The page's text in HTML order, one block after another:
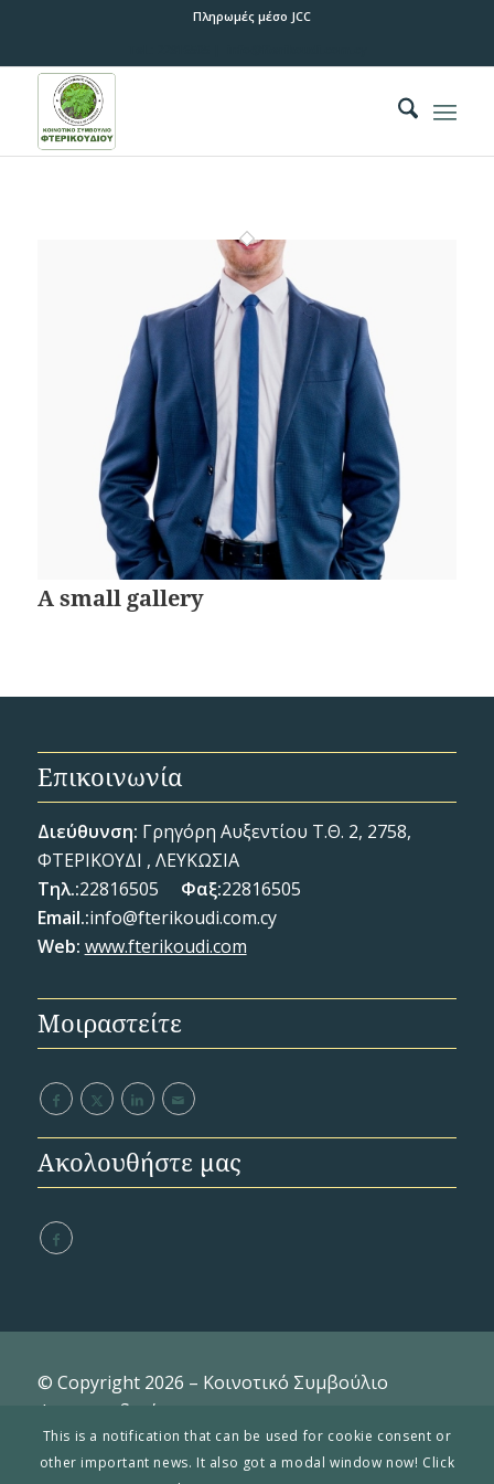
Πληρωμές μέσο JCC
A small gallery
Επικοινωνία
Διεύθυνση: Γρηγόρη Αυξεντίου Τ.Θ. 2, 2758,
ΦΤΕΡΙΚΟΥΔΙ , ΛΕΥΚΩΣΙΑ
Τηλ.:22816505 Φαξ:22816505
Email.:info@fterikoudi.com.cy
Web: www.fterikoudi.com
Μοιραστείτε
Ακολουθήστε μας
© Copyright 2026 – Κοινοτικό Συμβούλιο
Φτερικουδιού
This is a notification that can be used for cookie consent or
other important news. It also got a modal window now! Click